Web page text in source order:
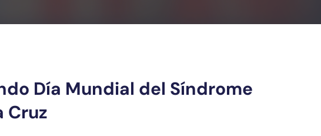
Día Mundial del Síndrome
Cruz